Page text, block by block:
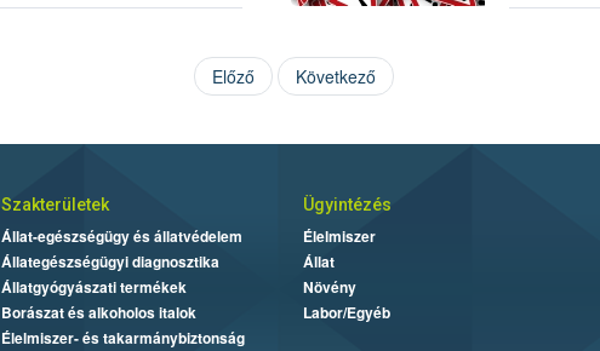
Előző Következő
Szakterületek
Állat-egészségügy és állatvédelem
Állategészségügyi diagnosztika
Állatgyógyászati termékek
Borászat és alkoholos italok
Élelmiszer- és takarmánybiztonság
Ügyintézés
Élelmiszer
Állat
Növény
Labor/Egyéb